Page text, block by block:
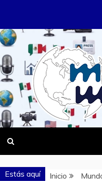
contenido
DONDE TODOS
Estás aquí Inicio